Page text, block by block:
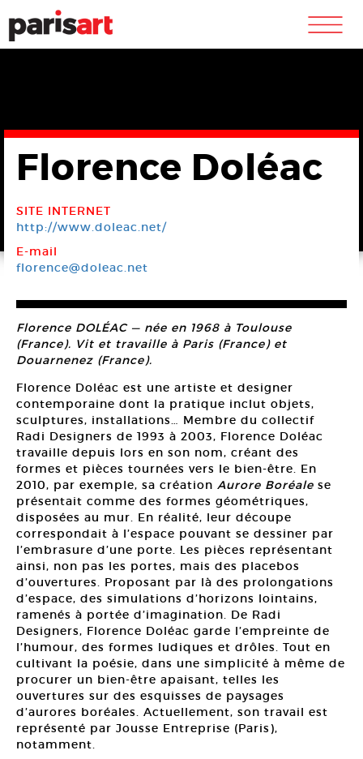
m
Florence Doléac
SITE INTERNET
http://www.doleac.net/
E-mail
florence@doleac.net
Florence DOLÉAC — née en 1968 à Toulouse
(France). Vit et travaille à Paris (France) et
Douarnenez (France).
Florence Doléac est une artiste et designer
contemporaine dont la pratique inclut objets,
sculptures, installations… Membre du collectif
Radi Designers de 1993 à 2003, Florence Doléac
travaille depuis lors en son nom, créant des
formes et pièces tournées vers le bien-être. En
2010, par exemple, sa création Aurore Boréale se
présentait comme des formes géométriques,
disposées au mur. En réalité, leur découpe
correspondait à l’espace pouvant se dessiner par
l’embrasure d’une porte. Les pièces représentant
ainsi, non pas les portes, mais des placebos
d’ouvertures. Proposant par là des prolongations
d’espace, des simulations d’horizons lointains,
ramenés à portée d’imagination. De Radi
Designers, Florence Doléac garde l’empreinte de
l’humour, des formes ludiques et drôles. Tout en
cultivant la poésie, dans une simplicité à même de
procurer un bien-être apaisant, telles les
ouvertures sur des esquisses de paysages
d’aurores boréales. Actuellement, son travail est
représenté par Jousse Entreprise (Paris),
notamment.